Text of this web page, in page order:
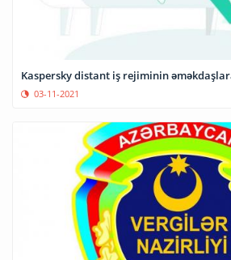
Kaspersky distant iş rejiminin
03-11-2021